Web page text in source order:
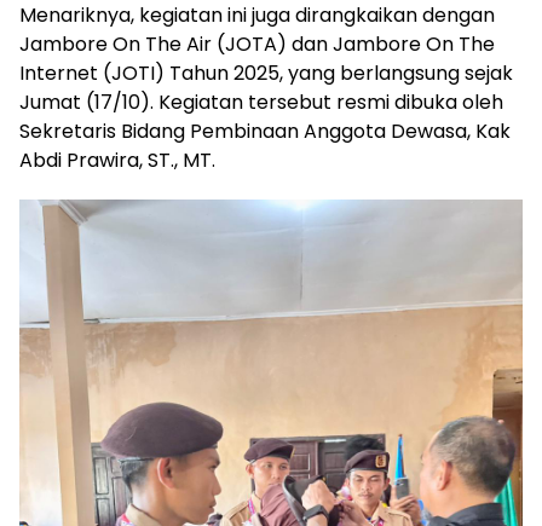
Menariknya, kegiatan ini juga dirangkaikan dengan
Jambore On The Air (JOTA) dan Jambore On The
Internet (JOTI) Tahun 2025, yang berlangsung sejak
Jumat (17/10). Kegiatan tersebut resmi dibuka oleh
Sekretaris Bidang Pembinaan Anggota Dewasa, Kak
Abdi Prawira, ST., MT.